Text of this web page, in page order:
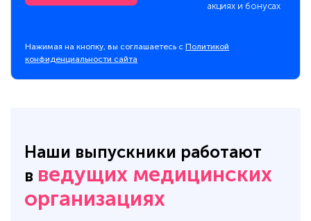
акциях и бонусах
Нажимая на кнопку, вы соглашаетесь сПолитикой
конфиденциальности сайта
Наши выпускники работают
в ведущих медицинских
организациях